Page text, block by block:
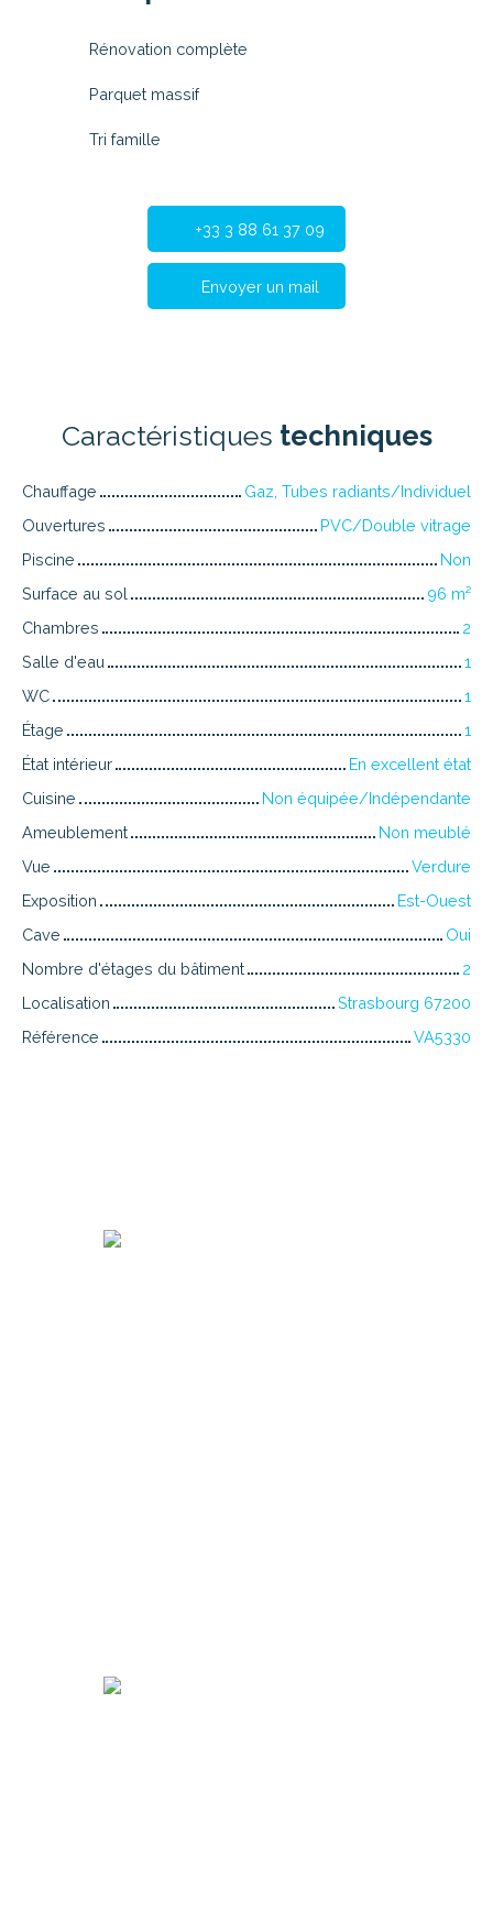
Rénovation complète
Parquet massif
Tri famille
+33 3 88 61 37 09
Envoyer un mail
Caractéristiques techniques
Chauffage
Gaz, Tubes radiants/Individuel
Ouvertures
PVC/Double vitrage
Piscine
Non
Surface au sol
96 m²
Chambres
2
Salle d'eau
1
WC
1
Étage
1
État intérieur
En excellent état
Cuisine
Non équipée/Indépendante
Ameublement
Non meublé
Vue
Verdure
Exposition
Est-Ouest
Cave
Oui
Nombre d'étages du bâtiment
2
Localisation
Strasbourg 67200
Référence
VA5330